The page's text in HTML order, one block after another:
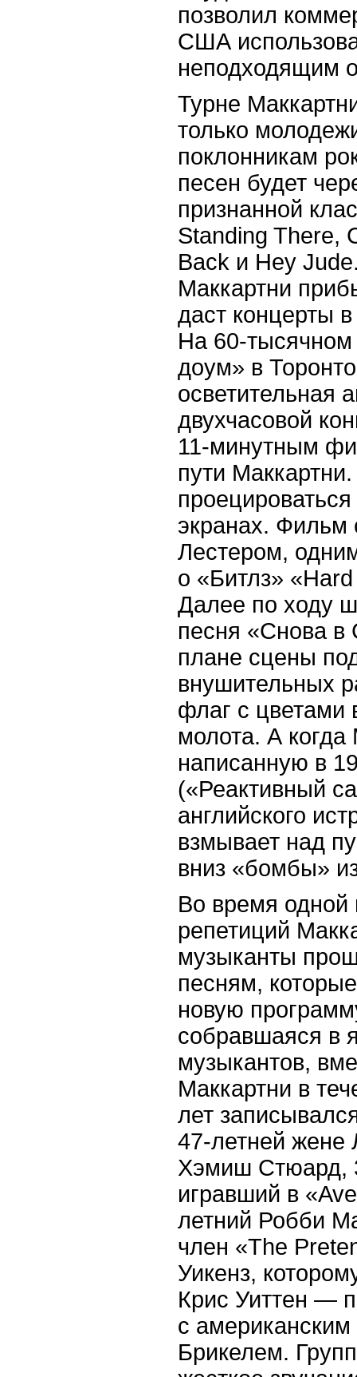
позволил
США
неподходящим
Турне
только
поклонникам
песен будет
признанной
Standing There,
Back и Hey
Маккартни
даст концерты
На 60-
доум» в
осветительная
двухчасовой
11-минутным
пути
проецироваться
экранах. Фильм
Лестером,
о «Битлз»
Далее по ходу
песня «Снова
плане сцены
внушительных
флаг с цветами
молота. А когда
написанную в
(«Реактивный
английского
взмывает над
вниз «бомбы»
Во время одной
репетиций
музыканты
песням,
новую
собравшаяся в
музыкантов,
Маккартни в
лет
47-летней жене
Хэмиш Стюард,
игравший в
летний Робби
член «The
Уикенз,
Крис Уиттен —
с
Брикелем.